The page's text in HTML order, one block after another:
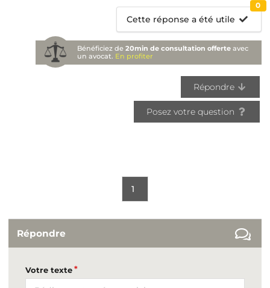
Cette réponse a été utile
0
Bénéficiez de20min de consultation offerte avec
un avocat. En profiter
Répondre
Posez votre question
1
Répondre
Votre texte